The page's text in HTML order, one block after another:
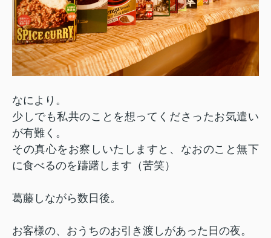
なにより。
少しでも私共のことを想ってくださったお気遣い
が有難く。
その真心をお察しいたしますと、なおのこと無下
に食べるのを躊躇します（苦笑）
葛藤しながら数日後。
お客様の、おうちのお引き渡しがあった日の夜。